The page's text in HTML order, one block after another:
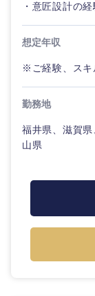
鳥取県
岡山県
・意匠設計の
想定年収
※ご経験、スキ
勤務地
福井県、滋賀
山県